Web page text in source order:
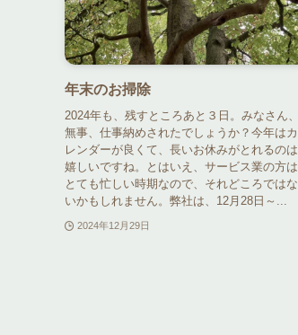
年末のお掃除
2024年も、残すところあと３日。みなさん、
無事、仕事納めされたでしょうか？今年はカ
レンダーが良くて、長いお休みがとれるのは
嬉しいですね。とはいえ、サービス業の方は
とても忙しい時期なので、それどころではな
いかもしれません。弊社は、12月28日～...
2024年12月29日